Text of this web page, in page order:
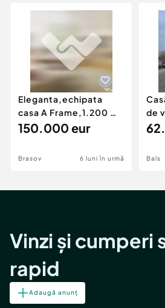
Animale de companie
Afaceri și echipamente
Inchiriere Bunuri si Vehicule
Utilaje agricole si industriale
Piese auto si accesorii
Dacia Duster
Eleganta,echipata
casa A Frame,1.200 mp
teren,deschidere Pia
150.000 eur
Brasov 6 luni în urmă
de
Bals
Vinzi și cumperi
rapid
Adaugă anunț